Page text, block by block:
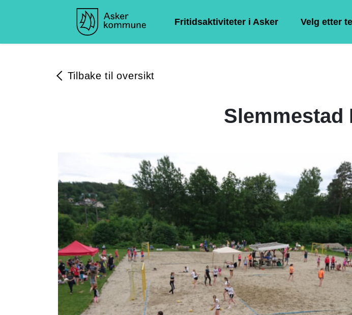
Fritidsaktiviteter i Asker Velg etter
Tilbake til oversikt
Slemmestad